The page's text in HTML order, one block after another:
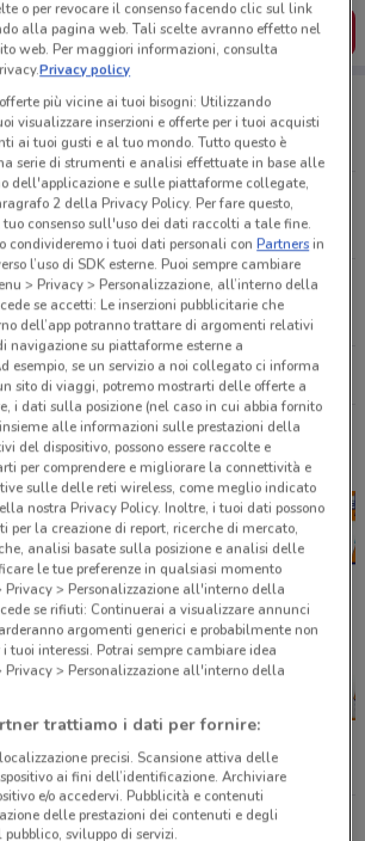
SCARICA L’APP
orari
24 26 Milano
26-26 A Milano (mi)
Tutti i negozi Ekom
vicinanze
MD
o per revocare il consenso facendo clic sul link
alla pagina web. Tali scelte avranno effetto nel
web. Per maggiori informazioni, consulta
Privacy policy
più vicine ai tuoi bisogni: Utilizzando
visualizzare inserzioni e offerte per i tuoi acquisti
ai tuoi gusti e al tuo mondo. Tutto questo è
serie di strumenti e analisi effettuate in base alle
dell'applicazione e sulle piattaforme collegate,
2 della Privacy Policy. Per fare questo,
tuo consenso sull'uso dei dati raccolti a tale fine.
condivideremo i tuoi dati personali conPartnersin
l’uso di SDK esterne. Puoi sempre cambiare
> Privacy > Personalizzazione, all’interno della
se accetti: Le inserzioni pubblicitarie che
dell’app potranno trattare di argomenti relativi
navigazione su piattaforme esterne a
esempio, se un servizio a noi collegato ci informa
sito di viaggi, potremo mostrarti delle offerte a
i dati sulla posizione (nel caso in cui abbia fornito
alle informazioni sulle prestazioni della
del dispositivo, possono essere raccolte e
per comprendere e migliorare la connettività e
sulle delle reti wireless, come meglio indicato
nostra Privacy Policy. Inoltre, i tuoi dati possono
per la creazione di report, ricerche di mercato,
analisi basate sulla posizione e analisi delle
le tue preferenze in qualsiasi momento
Privacy > Personalizzazione all'interno della
se rifiuti: Continuerai a visualizzare annunci
argomenti generici e probabilmente non
tuoi interessi. Potrai sempre cambiare idea
Privacy > Personalizzazione all'interno della
trattiamo i dati per fornire:
precisi. Scansione attiva delle
ai fini dell’identificazione. Archiviare
e/o accedervi. Pubblicità e contenuti
delle prestazioni dei contenuti e degli
sviluppo di servizi.